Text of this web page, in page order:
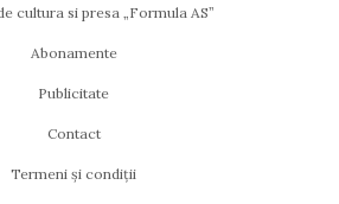
cultura si presa „Formula AS”
Abonamente
Publicitate
Contact
Termeni și condiții